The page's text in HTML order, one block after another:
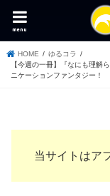
menu
HOME
ゆるコラ
【今週の一冊】『なにも理解
ニケーションファンタジー！
当サイトはア